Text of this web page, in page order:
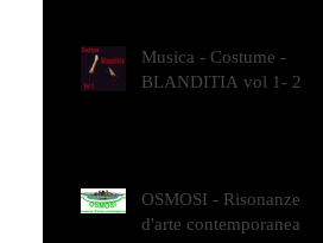
Musica - Costume -
BLANDITIA vol 1- 2
OSMOSI - Risonanze
d'arte contemporanea